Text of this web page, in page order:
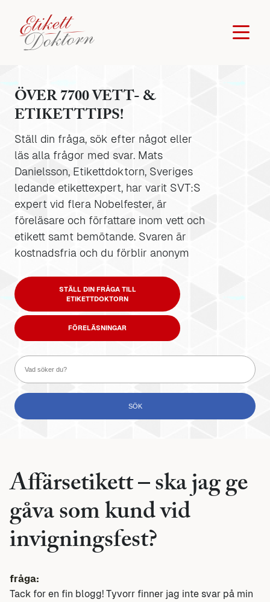
ÖVER 7700 VETT- &
ETIKETTTIPS!
Ställ din fråga, sök efter något eller
läs alla frågor med svar. Mats
Danielsson, Etikettdoktorn, Sveriges
ledande etikettexpert, har varit SVT:S
expert vid flera Nobelfester, är
föreläsare och författare inom vett och
etikett samt bemötande. Svaren är
kostnadsfria och du förblir anonym
STÄLL DIN FRÅGA TILL
ETIKETTDOKTORN
FÖRELÄSNINGAR
Affärsetikett – ska jag ge
gåva som kund vid
invigningsfest?
fråga:
Tack for en fin blogg! Tyvorr finner jag inte svar på min